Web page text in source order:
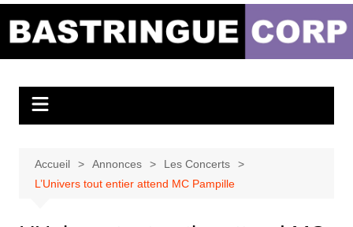
Bastringue Corp –
Musicales
Accueil Annonces
Les Concerts
L’Univers tout entier attend MC Pampille